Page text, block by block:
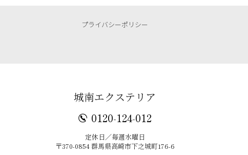
プライバシーポリシー
城南エクステリア
0120-124-012
定休日／毎週水曜日
〒370-0854 群馬県高崎市下之城町176-6